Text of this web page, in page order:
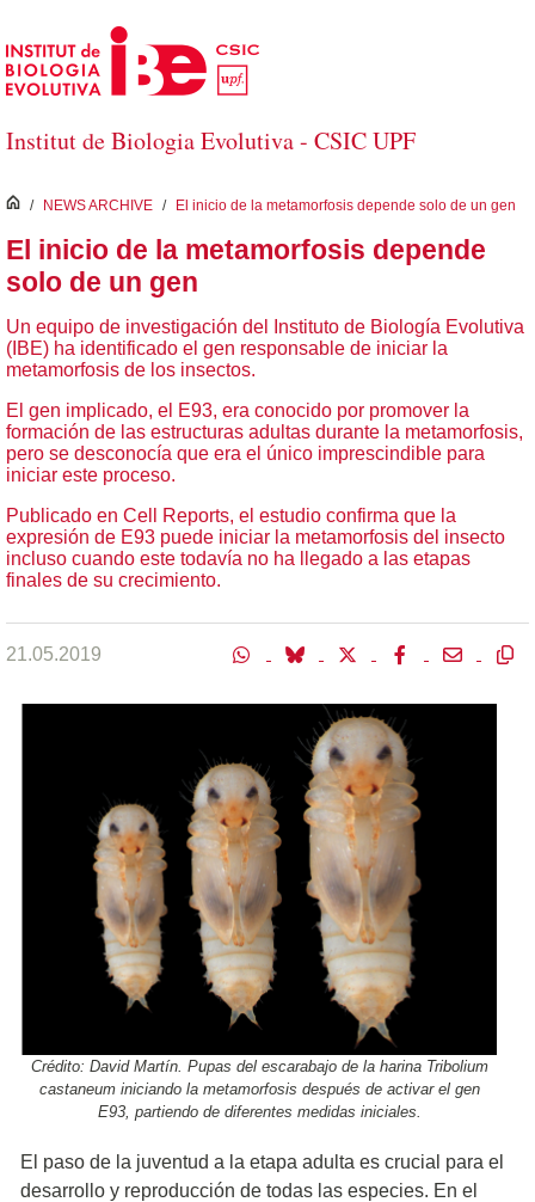
Skip to Main Content
Institut de Biologia Evolutiva - CSIC UPF
inici
/ NEWS ARCHIVE / El inicio de la metamorfosis depende solo de un gen
El inicio de la metamorfosis depende
solo de un gen
Un equipo de investigación del Instituto de Biología Evolutiva
(IBE) ha identificado el gen responsable de iniciar la
metamorfosis de los insectos.
El gen implicado, el E93, era conocido por promover la
formación de las estructuras adultas durante la metamorfosis,
pero se desconocía que era el único imprescindible para
iniciar este proceso.
Publicado en Cell Reports, el estudio confirma que la
expresión de E93 puede iniciar la metamorfosis del insecto
incluso cuando este todavía no ha llegado a las etapas
finales de su crecimiento.
21.05.2019
Crédito: David Martín. Pupas del escarabajo de la harina Tribolium
castaneum iniciando la metamorfosis después de activar el gen
E93, partiendo de diferentes medidas iniciales.
El paso de la juventud a la etapa adulta es crucial para el
desarrollo y reproducción de todas las especies. En el